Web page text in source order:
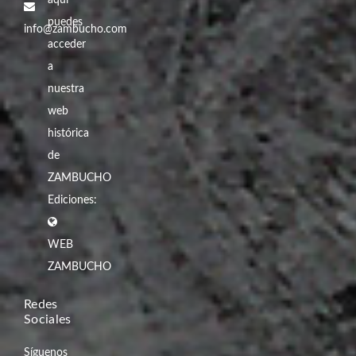
info@zambucho.com
puedes
acceder
a
nuestra
web
histórica
de
ZAMBUCHO
Ediciones:
WEB
ZAMBUCHO
Redes
Sociales
Síguenos